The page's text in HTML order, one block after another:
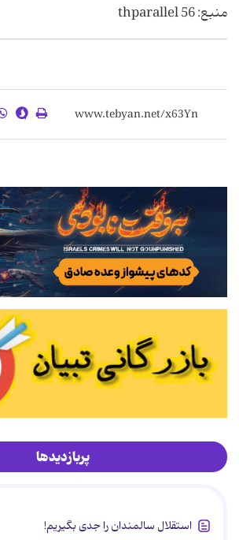
منبع: 56 thparallel
پربازدیدها
استقلال سالمندان را جدی بگیریم!